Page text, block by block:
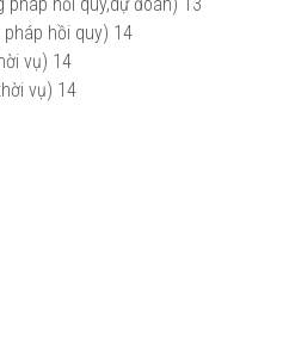
hồi quy) 14
vụ) 14
vụ) 14